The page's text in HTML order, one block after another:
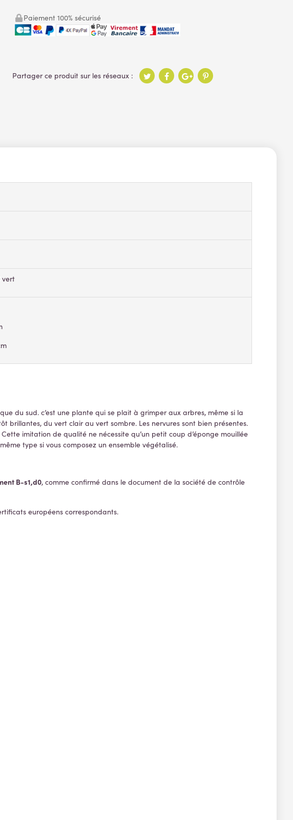
Paiement 100% sécurisé
vert
du sud. c’est une plante qui se plait à grimper aux arbres, même si la
brillantes, du vert clair au vert sombre. Les nervures sont bien présentes.
imitation de qualité ne nécessite qu’un petit coup d’éponge mouillée
type si vous composez un ensemble végétalisé.
B-s1,d0, comme confirmé dans le document de la société de contrôle
européens correspondants.